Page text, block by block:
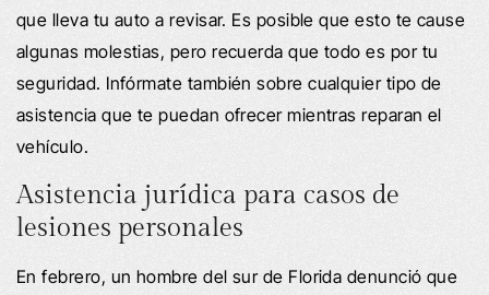
que lleva tu auto a revisar. Es posible que esto te cause
algunas molestias, pero recuerda que todo es por tu
seguridad. Infórmate también sobre cualquier tipo de
asistencia que te puedan ofrecer mientras reparan el
vehículo.
Asistencia jurídica para casos de
lesiones personales
En febrero, un hombre del sur de Florida denunció que